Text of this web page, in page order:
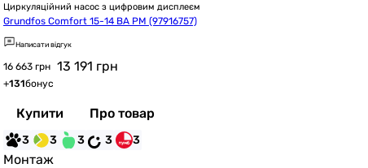
Циркуляційний насос з цифровим дисплеєм
Grundfos Comfort 15-14 BA PM (97916757)
Написати відгук
16 663 грн 13 191 грн
+131бонус
Купити Про товар
3 3 3 3 3
Монтаж